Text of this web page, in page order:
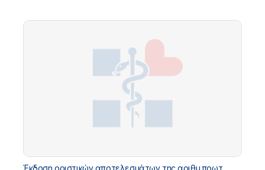
Έκδοση οριστικών αποτελεσμάτων της αριθμ.πρωτ.